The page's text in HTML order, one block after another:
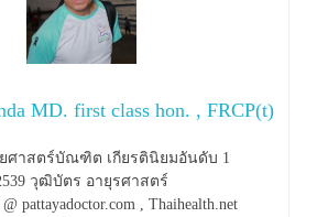
MD. first class hon. , FRCP(t)
ยศาสตร์บัณฑิต เกียรตินิยมอันดับ 1
วุฒิบัตร อายุรศาสตร์
pattayadoctor.com , Thaihealth.net